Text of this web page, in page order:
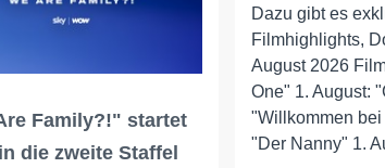
Family?!" startet
die zweite Staffel
Dazu gibt es
Filmhighlights,
August 2026
One" 1. August:
"Willkommen bei
"Der Nanny" 1.